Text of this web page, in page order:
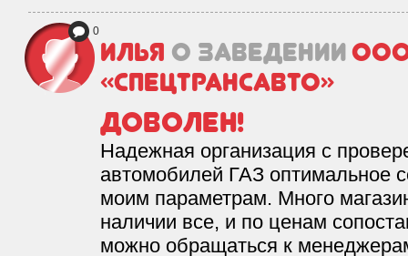
0
Илья о заведении
«Спецтрансавто»
Доволен!
Надежная организация с
автомобилей ГАЗ оптимальное
моим параметрам. Много
наличии все, и по ценам
можно обращаться к